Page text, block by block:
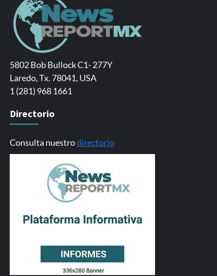
5802 Bob Bullock C1- 277Y
Laredo, Tx. 78041, USA
1 (281) 968 1661
Directorio
Consulta nuestrodirectorio